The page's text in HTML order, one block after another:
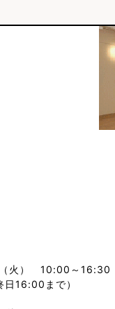
火） 10:00～16:30
日16:00まで）